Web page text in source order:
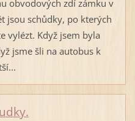
obvodových zdí zámku v
jsou schůdky, po kterých
vylézt. Když jsem byla
jsme šli na autobus k